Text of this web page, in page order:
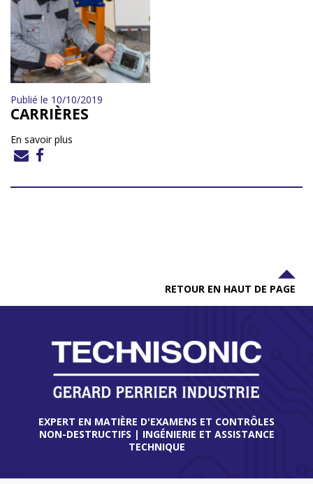
Publié le 10/10/2019
CARRIÈRES
En savoir plus
RETOUR EN HAUT DE PAGE
EXPERT EN MATIÈRE D'EXAMENS ET CONTRÔLES
NON-DESTRUCTIFS | INGÉNIERIE ET ASSISTANCE
TECHNIQUE